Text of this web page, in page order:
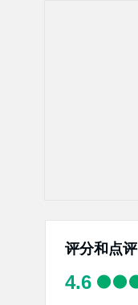
评分和点评
4.6